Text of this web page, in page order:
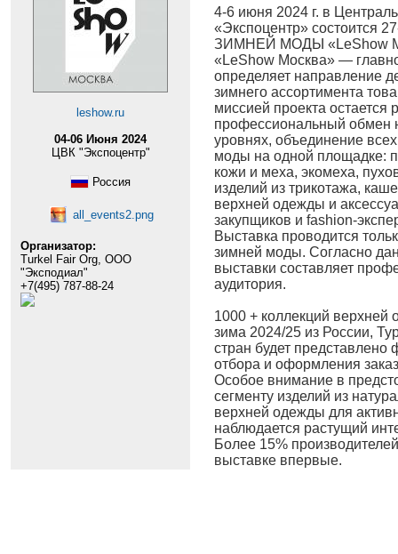
leshow.ru
04-06 Июня 2024
ЦВК "Экспоцентр"
Россия
all_events2.png
Организатор:
Turkel Fair Org, ООО
"Эксподиал"
+7(495) 787-88-24
4-6 июня 2024 г. в
«Экспоцентр» состоится
ЗИМНЕЙ МОДЫ «LeShow
«LeShow Москва» —
определяет направление
зимнего ассортимента
миссией проекта остается
профессиональный обмен
уровнях, объединение
моды на одной площадке:
кожи и меха, экомеха,
изделий из трикотажа,
верхней одежды и
закупщиков и fashion-
Выставка проводится
зимней моды. Согласно
выставки составляет
аудитория.
1000 + коллекций верхней
зима 2024/25 из России,
стран будет
отбора и оформления
Особое внимание в
сегменту изделий из
верхней одежды для
наблюдается растущий
Более 15%
выставке впервые.